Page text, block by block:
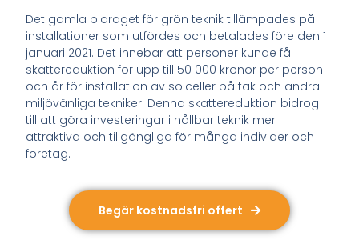
Det gamla bidraget för grön teknik tillämpades på
installationer som utfördes och betalades före den 1
januari 2021. Det innebar att personer kunde få
skattereduktion för upp till 50 000 kronor per person
och år för installation av solceller på tak och andra
miljövänliga tekniker. Denna skattereduktion bidrog
till att göra investeringar i hållbar teknik mer
attraktiva och tillgängliga för många individer och
företag.
Begär kostnadsfri offert